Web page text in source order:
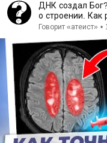
ДНК создал
о строении. Как
жизни
Говорит «атеист» •